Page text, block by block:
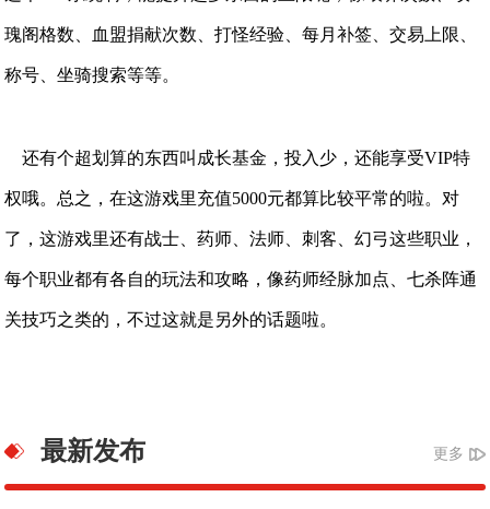
瑰阁格数、血盟捐献次数、打怪经验、每月补签、交易上限、
称号、坐骑搜索等等。
还有个超划算的东西叫成长基金，投入少，还能享受VIP特
权哦。总之，在这游戏里充值5000元都算比较平常的啦。对
了，这游戏里还有战士、药师、法师、刺客、幻弓这些职业，
每个职业都有各自的玩法和攻略，像药师经脉加点、七杀阵通
关技巧之类的，不过这就是另外的话题啦。
最新发布 更多